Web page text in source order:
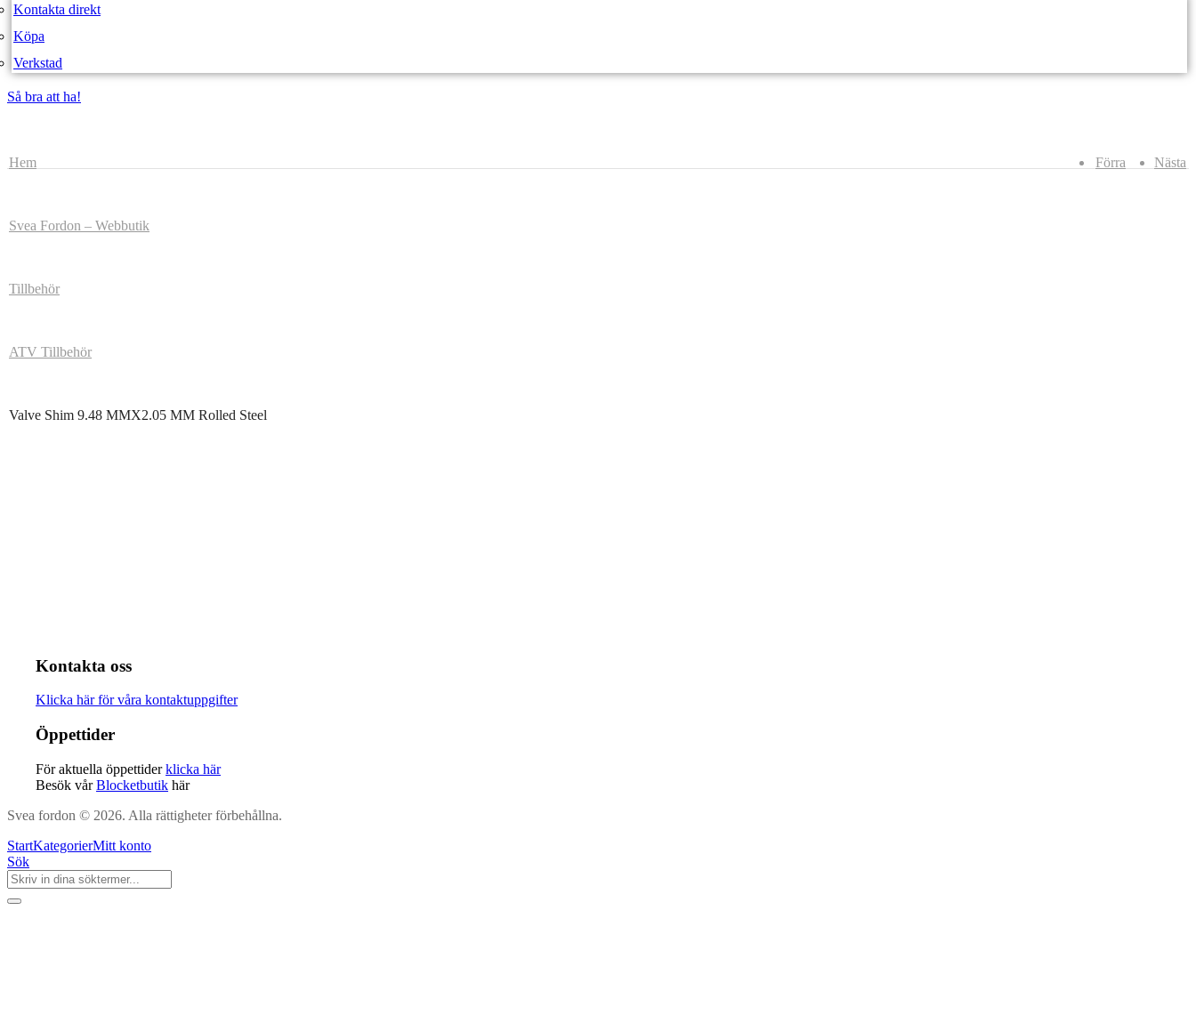
Kontakta direkt
Köpa
Verkstad
Så bra att ha!
Hem
Svea Fordon – Webbutik
Tillbehör
ATV Tillbehör
Valve Shim 9.48 MMX2.05 MM Rolled Steel
Förra Nästa
Kontakta oss
Klicka här för våra kontaktuppgifter
Öppettider
För aktuella öppettiderklicka här
Besök vårBlocketbutik här
Svea fordon © 2026. Alla rättigheter förbehållna.
StartKategorierMitt konto
Sök